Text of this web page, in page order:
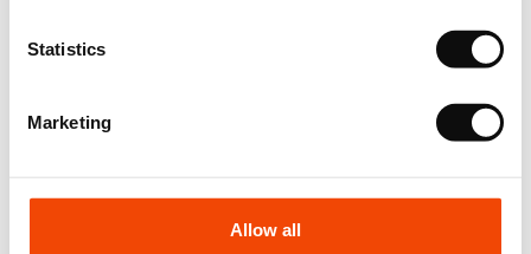
Statistics
Marketing
Allow all
este foarte important sa folositi produs din acelasi lot de
urmare, trebuie sa verificati intotdeauna produsul livrat inainte
de a incepe instalarea.
In asteptarea instalarii, depozitați dalele sau placile intr-o